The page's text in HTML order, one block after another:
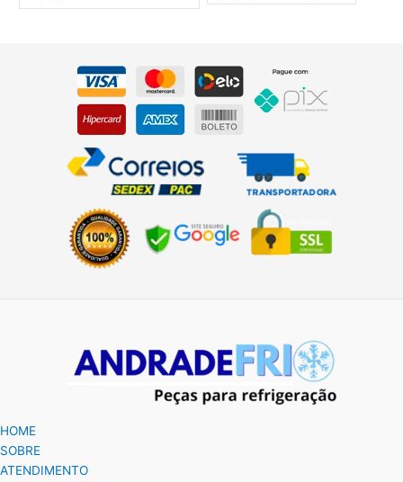
HOME
SOBRE
ATENDIMENTO